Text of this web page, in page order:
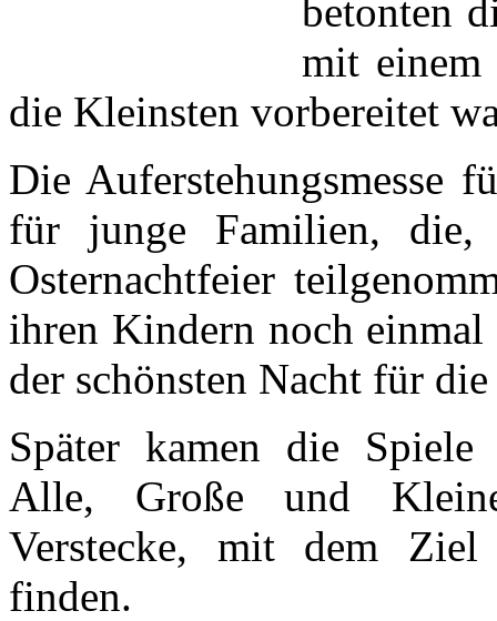
betonten
mit einem
die Kleinsten vorbereitet
Die Auferstehungsmesse
für junge Familien,
Osternachtfeier
ihren Kindern noch
der schönsten Nacht für
Später kamen die
Alle, Große und
Verstecke, mit dem
finden.